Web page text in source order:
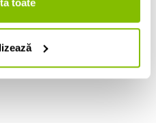
toate